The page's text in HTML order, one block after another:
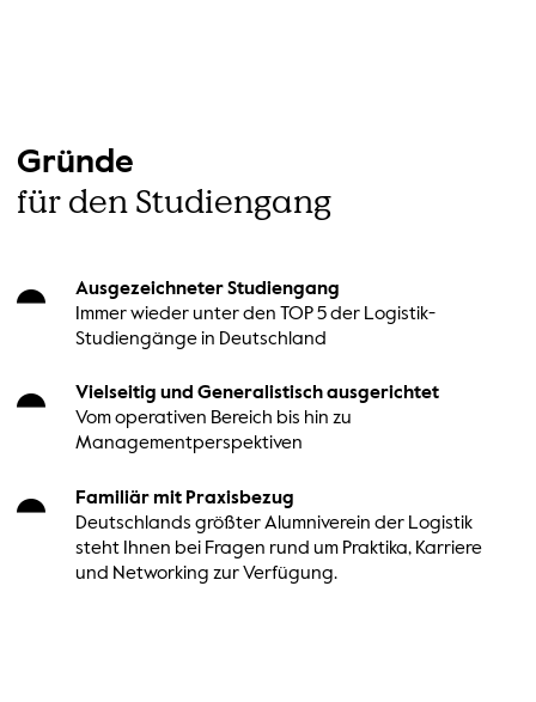
Gründe
für den Studiengang
Ausgezeichneter Studiengang
Immer wieder unter den TOP 5 der Logistik-
Studiengänge in Deutschland
Vielseitig und Generalistisch ausgerichtet
Vom operativen Bereich bis hin zu
Managementperspektiven
Familiär mit Praxisbezug
Deutschlands größter Alumniverein der Logistik
steht Ihnen bei Fragen rund um Praktika, Karriere
und Networking zur Verfügung.